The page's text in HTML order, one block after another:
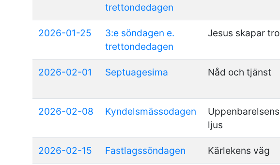
trettondedagen
2026-01-25
3:e söndagen e.
trettondedagen
Jesus skapar tro
2026-02-01 Septuagesima Nåd och tjänst
2026-02-08 Kyndelsmässodagen
Uppenbarelsens
ljus
2026-02-15 Fastlagssöndagen Kärlekens väg